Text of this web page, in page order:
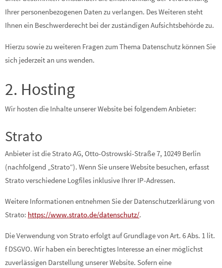
Ihrer personenbezogenen Daten zu verlangen. Des Weiteren steht
Ihnen ein Beschwerderecht bei der zuständigen Aufsichtsbehörde zu.
Hierzu sowie zu weiteren Fragen zum Thema Datenschutz können Sie
sich jederzeit an uns wenden.
2. Hosting
Wir hosten die Inhalte unserer Website bei folgendem Anbieter:
Strato
Anbieter ist die Strato AG, Otto-Ostrowski-Straße 7, 10249 Berlin
(nachfolgend „Strato“). Wenn Sie unsere Website besuchen, erfasst
Strato verschiedene Logfiles inklusive Ihrer IP-Adressen.
Weitere Informationen entnehmen Sie der Datenschutzerklärung von
Strato: https://www.strato.de/datenschutz/.
Die Verwendung von Strato erfolgt auf Grundlage von Art. 6 Abs. 1 lit.
f DSGVO. Wir haben ein berechtigtes Interesse an einer möglichst
zuverlässigen Darstellung unserer Website. Sofern eine